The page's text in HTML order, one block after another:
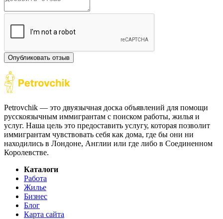
Опубликовать отзыв
Petrovchik — это двуязычная доска объявлений для помощи
русскоязычным иммигрантам с поиском работы, жилья и
услуг. Наша цель это предоставить услугу, которая позволит
иммигрантам чувствовать себя как дома, где бы они ни
находились в Лондоне, Англии или где либо в Соединенном
Королевстве.
Каталоги
Работа
Жилье
Бизнес
Блог
Карта сайта